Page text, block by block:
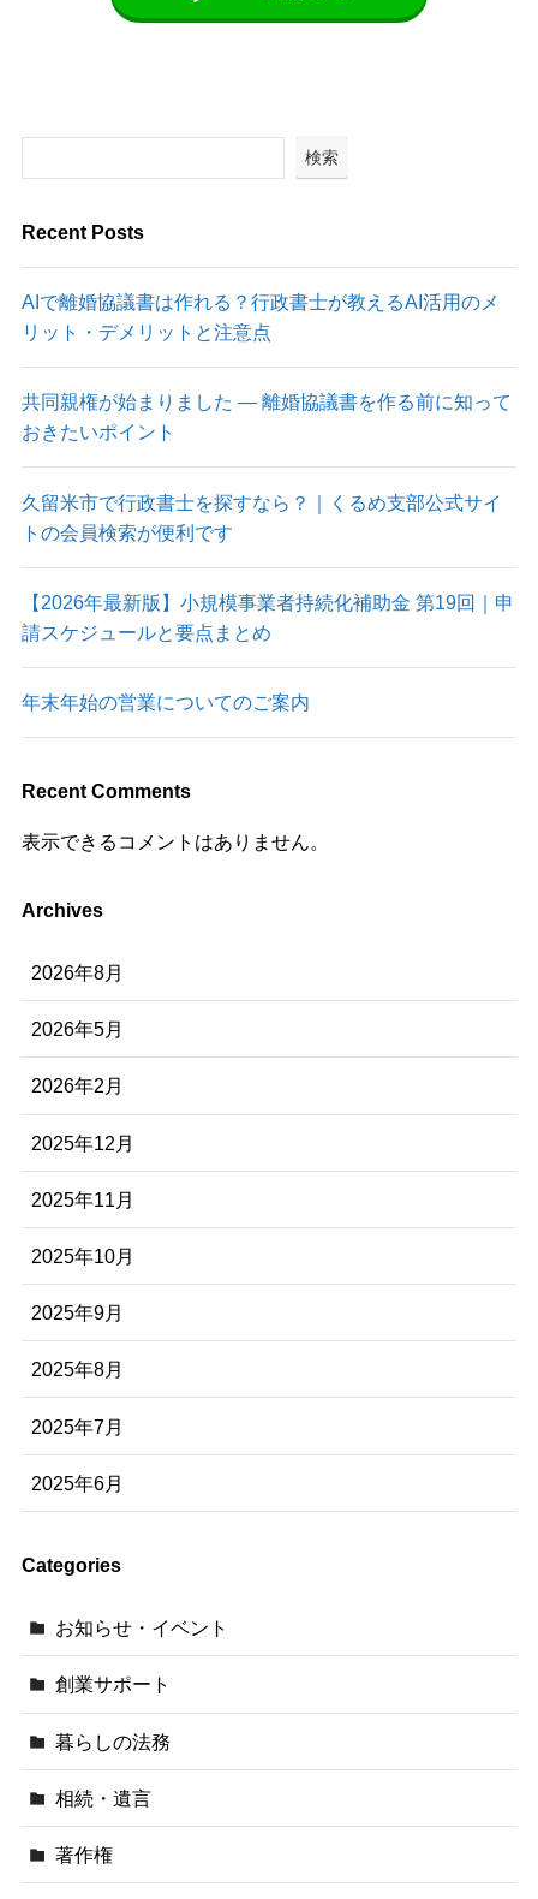
検索
Recent Posts
AIで離婚協議書は作れる？行政書士が教えるAI活用のメ
リット・デメリットと注意点
共同親権が始まりました ― 離婚協議書を作る前に知って
おきたいポイント
久留米市で行政書士を探すなら？｜くるめ支部公式サイ
トの会員検索が便利です
【2026年最新版】小規模事業者持続化補助金 第19回｜申
請スケジュールと要点まとめ
年末年始の営業についてのご案内
Recent Comments
表示できるコメントはありません。
Archives
2026年8月
2026年5月
2026年2月
2025年12月
2025年11月
2025年10月
2025年9月
2025年8月
2025年7月
2025年6月
Categories
お知らせ・イベント
創業サポート
暮らしの法務
相続・遺言
著作権